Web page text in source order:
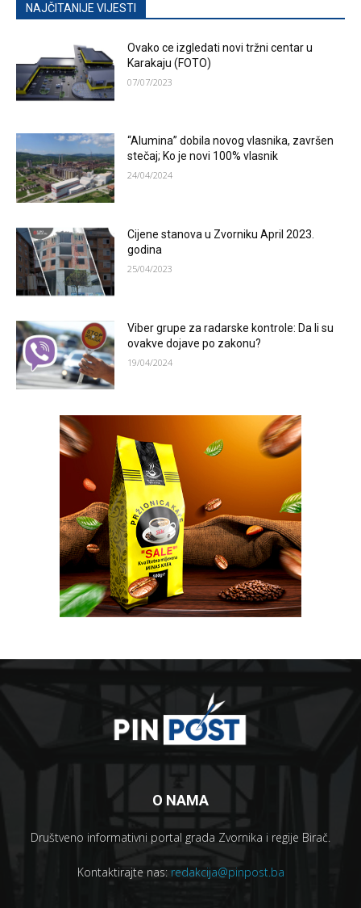
NAJČITANIJE VIJESTI
Ovako ce izgledati novi tržni centar u
Karakaju (FOTO)
07/07/2023
“Alumina” dobila novog vlasnika, završen
stečaj; Ko je novi 100% vlasnik
24/04/2024
Cijene stanova u Zvorniku April 2023.
godina
25/04/2023
Viber grupe za radarske kontrole: Da li su
ovakve dojave po zakonu?
19/04/2024
O NAMA
Društveno informativni portal grada Zvornika i regije Birač.
Kontaktirajte nas: redakcija@pinpost.ba